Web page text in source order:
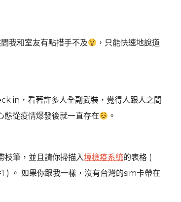
我和室友有點措手不及
，只能快速地說道
in，看著許多人全副武裝，覺得人跟人之間
態從疫情爆發後就一直存在
。
枝筆，並且請你掃描入境檢疫系統的表格 (
如果你跟我一樣，沒有台灣的sim卡帶在